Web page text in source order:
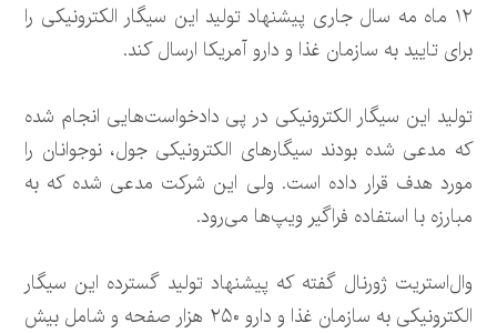
۱۲ ماه مه سال جاری پیشنهاد تولید این سیگار الکترونیکی را
برای تایید به سازمان غذا و دارو آمریکا ارسال کند.
تولید این سیگار الکترونیکی در پی دادخواست‌هایی انجام شده
که مدعی شده بودند سیگارهای الکترونیکی جول، نوجوانان را
مورد هدف قرار داده است. ولی این شرکت مدعی شده که به
مبارزه با استفاده فراگیر ویپ‌ها می‌رود.
وال‌استریت‌ ژورنال گفته که پیشنهاد تولید گسترده این سیگار
الکترونیکی به سازمان غذا و دارو ۲۵۰ هزار صفحه و شامل بیش